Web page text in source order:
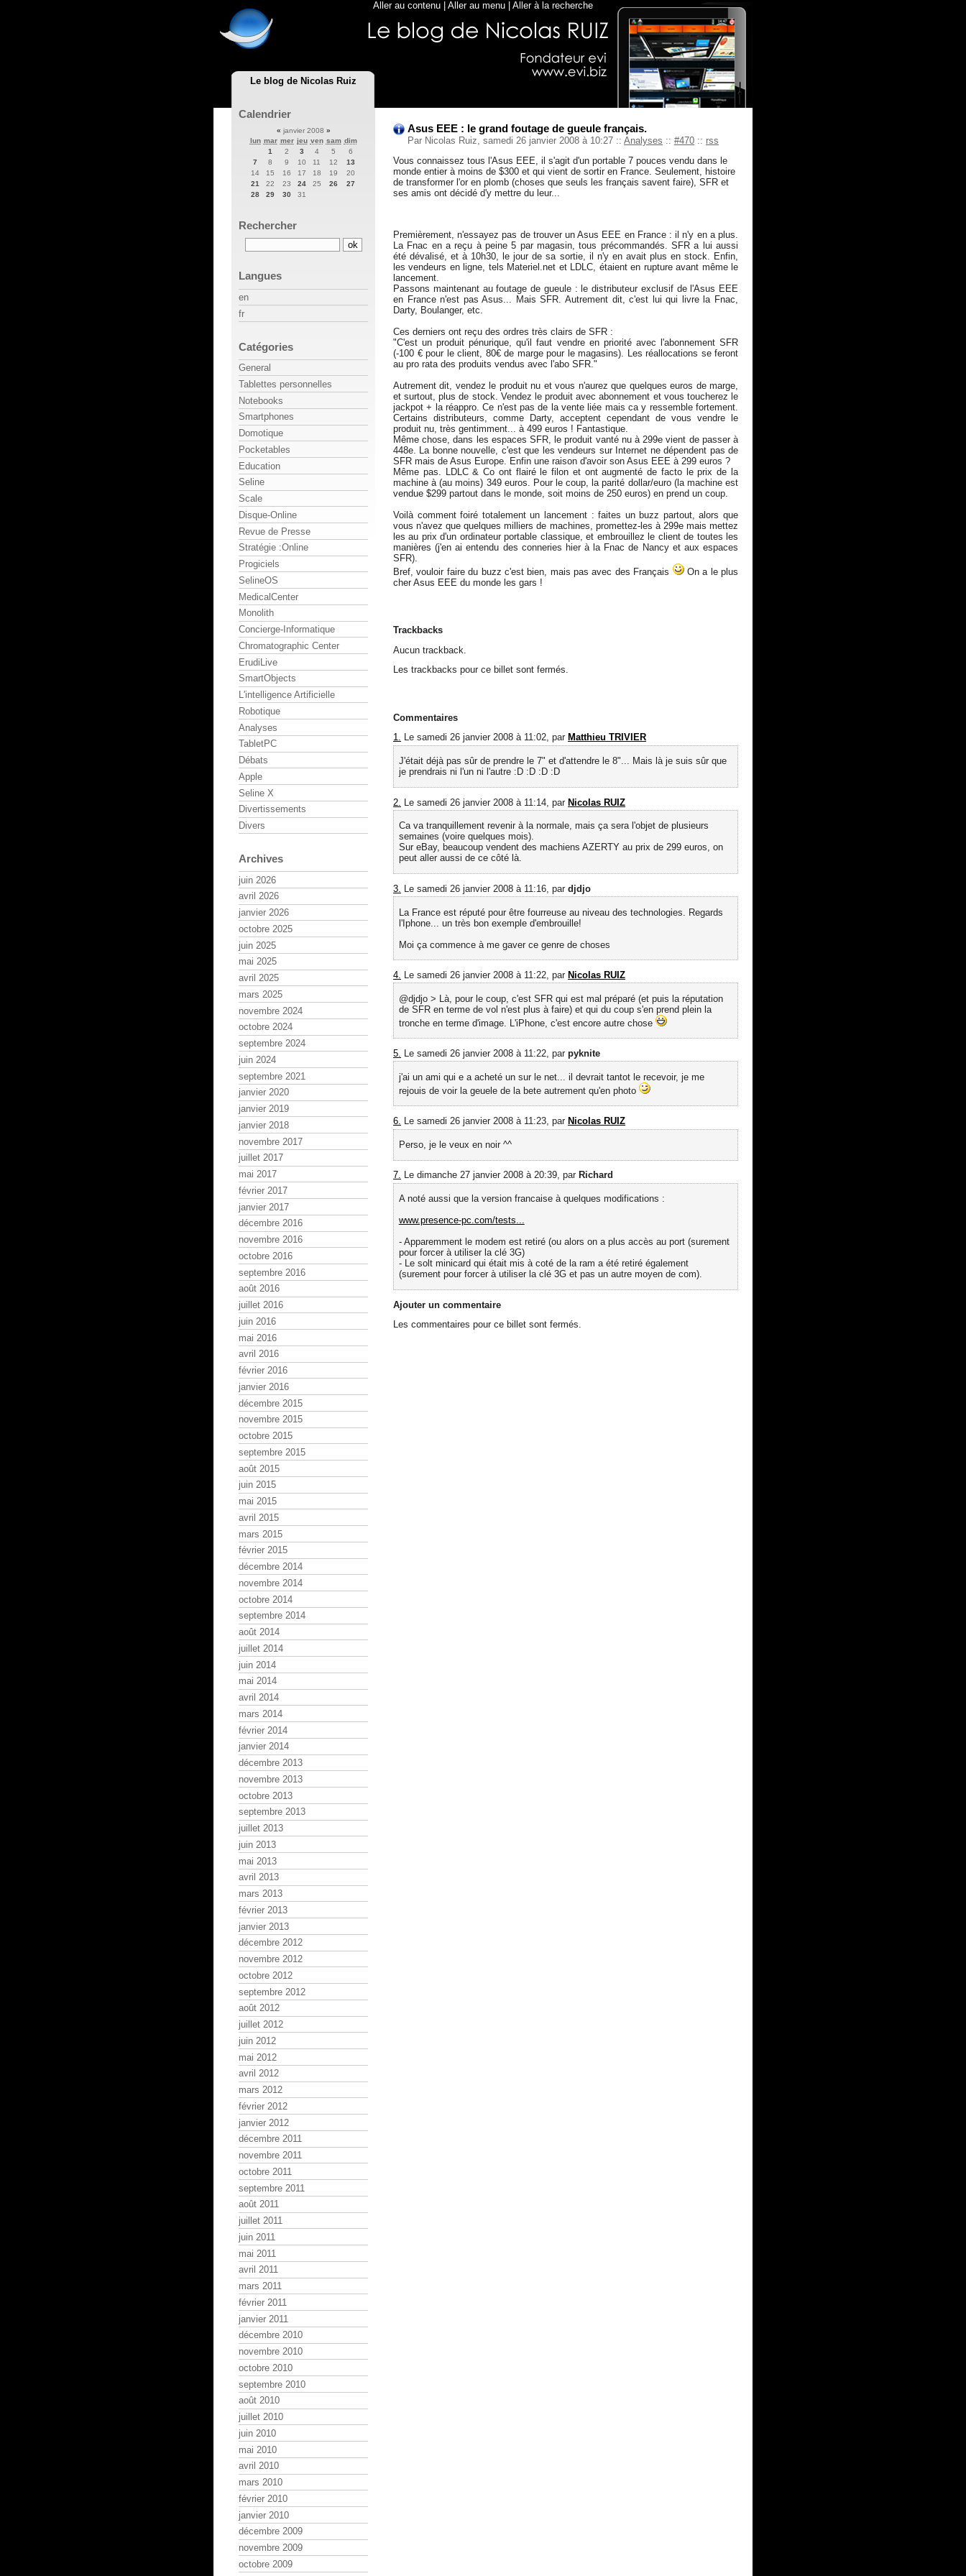
Le blog de Nicolas Ruiz
Aller au contenu Aller au menu Aller à la recherche
Asus EEE : le grand foutage de gueule français.
Par Nicolas Ruiz, samedi 26 janvier 2008 à 10:27 :: Analyses :: #470 :: rss
Vous connaissez tous l'Asus EEE, il s'agit d'un portable 7 pouces vendu dans le
monde entier à moins de $300 et qui vient de sortir en France. Seulement, histoire
de transformer l'or en plomb (choses que seuls les français savent faire), SFR et
ses amis ont décidé d'y mettre du leur...
Premièrement, n'essayez pas de trouver un Asus EEE en France : il n'y en a plus.
La Fnac en a reçu à peine 5 par magasin, tous précommandés. SFR a lui aussi
été dévalisé, et à 10h30, le jour de sa sortie, il n'y en avait plus en stock. Enfin,
les vendeurs en ligne, tels Materiel.net et LDLC, étaient en rupture avant même le
lancement.
Passons maintenant au foutage de gueule : le distributeur exclusif de l'Asus EEE
en France n'est pas Asus... Mais SFR. Autrement dit, c'est lui qui livre la Fnac,
Darty, Boulanger, etc.
Ces derniers ont reçu des ordres très clairs de SFR :
"C'est un produit pénurique, qu'il faut vendre en priorité avec l'abonnement SFR
(-100 € pour le client, 80€ de marge pour le magasins). Les réallocations se feront
au pro rata des produits vendus avec l'abo SFR."
Autrement dit, vendez le produit nu et vous n'aurez que quelques euros de marge,
et surtout, plus de stock. Vendez le produit avec abonnement et vous toucherez le
jackpot + la réappro. Ce n'est pas de la vente liée mais ca y ressemble fortement.
Certains distributeurs, comme Darty, acceptent cependant de vous vendre le
produit nu, très gentimment... à 499 euros ! Fantastique.
Même chose, dans les espaces SFR, le produit vanté nu à 299e vient de passer à
448e. La bonne nouvelle, c'est que les vendeurs sur Internet ne dépendent pas de
SFR mais de Asus Europe. Enfin une raison d'avoir son Asus EEE à 299 euros ?
Même pas. LDLC & Co ont flairé le filon et ont augmenté de facto le prix de la
machine à (au moins) 349 euros. Pour le coup, la parité dollar/euro (la machine est
vendue $299 partout dans le monde, soit moins de 250 euros) en prend un coup.
Voilà comment foiré totalement un lancement : faites un buzz partout, alors que
vous n'avez que quelques milliers de machines, promettez-les à 299e mais mettez
les au prix d'un ordinateur portable classique, et embrouillez le client de toutes les
manières (j'en ai entendu des conneries hier à la Fnac de Nancy et aux espaces
SFR).
Bref, vouloir faire du buzz c'est bien, mais pas avec des Français
On a le plus
cher Asus EEE du monde les gars !
Trackbacks
Aucun trackback.
Les trackbacks pour ce billet sont fermés.
Commentaires
1. Le samedi 26 janvier 2008 à 11:02, par Matthieu TRIVIER
J'était déjà pas sûr de prendre le 7" et d'attendre le 8"... Mais là je suis sûr que
je prendrais ni l'un ni l'autre :D :D :D :D
2. Le samedi 26 janvier 2008 à 11:14, par Nicolas RUIZ
Ca va tranquillement revenir à la normale, mais ça sera l'objet de plusieurs
semaines (voire quelques mois).
Sur eBay, beaucoup vendent des machiens AZERTY au prix de 299 euros, on
peut aller aussi de ce côté là.
3. Le samedi 26 janvier 2008 à 11:16, par djdjo
La France est réputé pour être fourreuse au niveau des technologies. Regards
l'Iphone... un très bon exemple d'embrouille!
Moi ça commence à me gaver ce genre de choses
4. Le samedi 26 janvier 2008 à 11:22, par Nicolas RUIZ
@djdjo > Là, pour le coup, c'est SFR qui est mal préparé (et puis la réputation
de SFR en terme de vol n'est plus à faire) et qui du coup s'en prend plein la
tronche en terme d'image. L'iPhone, c'est encore autre chose
5. Le samedi 26 janvier 2008 à 11:22, par pyknite
j'ai un ami qui e a acheté un sur le net... il devrait tantot le recevoir, je me
rejouis de voir la geuele de la bete autrement qu'en photo
6. Le samedi 26 janvier 2008 à 11:23, par Nicolas RUIZ
Perso, je le veux en noir ^^
7. Le dimanche 27 janvier 2008 à 20:39, par Richard
A noté aussi que la version francaise à quelques modifications :
www.presence-pc.com/tests...
- Apparemment le modem est retiré (ou alors on a plus accès au port (surement
pour forcer à utiliser la clé 3G)
- Le solt minicard qui était mis à coté de la ram a été retiré également
(surement pour forcer à utiliser la clé 3G et pas un autre moyen de com).
Ajouter un commentaire
Les commentaires pour ce billet sont fermés.
Calendrier
« janvier 2008 »
lun mar mer jeu ven sam dim
1
2 3 4 5
6
7
8 9 10 11 12
13
14
15 16 17 18 19
20
21
22 23 24 25 26
27
28
29 30 31
Rechercher
Langues
en
fr
Catégories
General
Tablettes personnelles
Notebooks
Smartphones
Domotique
Pocketables
Education
Seline
Scale
Disque-Online
Revue de Presse
Stratégie :Online
Progiciels
SelineOS
MedicalCenter
Monolith
Concierge-Informatique
Chromatographic Center
ErudiLive
SmartObjects
L'intelligence Artificielle
Robotique
Analyses
TabletPC
Débats
Apple
Seline X
Divertissements
Divers
Archives
juin 2026
avril 2026
janvier 2026
octobre 2025
juin 2025
mai 2025
avril 2025
mars 2025
novembre 2024
octobre 2024
septembre 2024
juin 2024
septembre 2021
janvier 2020
janvier 2019
janvier 2018
novembre 2017
juillet 2017
mai 2017
février 2017
janvier 2017
décembre 2016
novembre 2016
octobre 2016
septembre 2016
août 2016
juillet 2016
juin 2016
mai 2016
avril 2016
février 2016
janvier 2016
décembre 2015
novembre 2015
octobre 2015
septembre 2015
août 2015
juin 2015
mai 2015
avril 2015
mars 2015
février 2015
décembre 2014
novembre 2014
octobre 2014
septembre 2014
août 2014
juillet 2014
juin 2014
mai 2014
avril 2014
mars 2014
février 2014
janvier 2014
décembre 2013
novembre 2013
octobre 2013
septembre 2013
juillet 2013
juin 2013
mai 2013
avril 2013
mars 2013
février 2013
janvier 2013
décembre 2012
novembre 2012
octobre 2012
septembre 2012
août 2012
juillet 2012
juin 2012
mai 2012
avril 2012
mars 2012
février 2012
janvier 2012
décembre 2011
novembre 2011
octobre 2011
septembre 2011
août 2011
juillet 2011
juin 2011
mai 2011
avril 2011
mars 2011
février 2011
janvier 2011
décembre 2010
novembre 2010
octobre 2010
septembre 2010
août 2010
juillet 2010
juin 2010
mai 2010
avril 2010
mars 2010
février 2010
janvier 2010
décembre 2009
novembre 2009
octobre 2009